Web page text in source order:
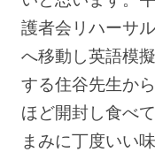
護者会リハーサ
へ移動し英語模
する住谷先生か
ほど開封し食べ
まみに丁度いい